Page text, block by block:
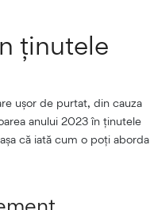
ținutele
ușor de purtat, din cauza
anului 2023 în ținutele
că iată cum o poți aborda